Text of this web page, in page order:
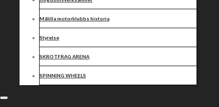
Målilla motorklubbs historia
Styrelse
SKROTFRAG ARENA
SPINNING WHEELS
Corner Pub, här ingår mat, program och keps. Dryck
köpes i puben First Corner och armband gäller för
Passa på att säkra upp er plats till bästa pris, införskaffa
julklappar till släkt och vänner eller er själva – så ses vi i
https://secure.tickster.com/sv/v3whk621b29u55c/selectproductgroup
malillagp #thrillainmalilla